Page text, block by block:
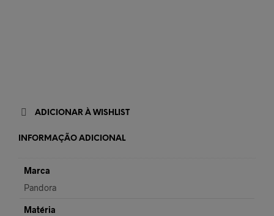
ADICIONAR À WISHLIST
INFORMAÇÃO ADICIONAL
Marca
Pandora
Matéria